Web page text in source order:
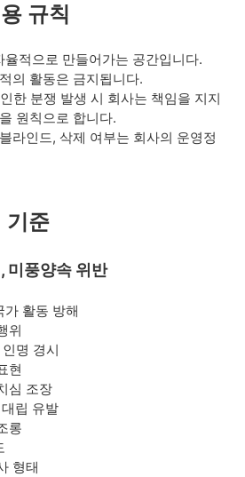
규칙
적으로 만들어가는 공간입니다.
의 활동은 금지됩니다.
한 분쟁 발생 시 회사는 책임을 지지
원칙으로 합니다.
라인드, 삭제 여부는 회사의 운영정
기준
미풍양속 위반
활동 방해
위
명 경시
현
심 조장
립 유발
롱
형태